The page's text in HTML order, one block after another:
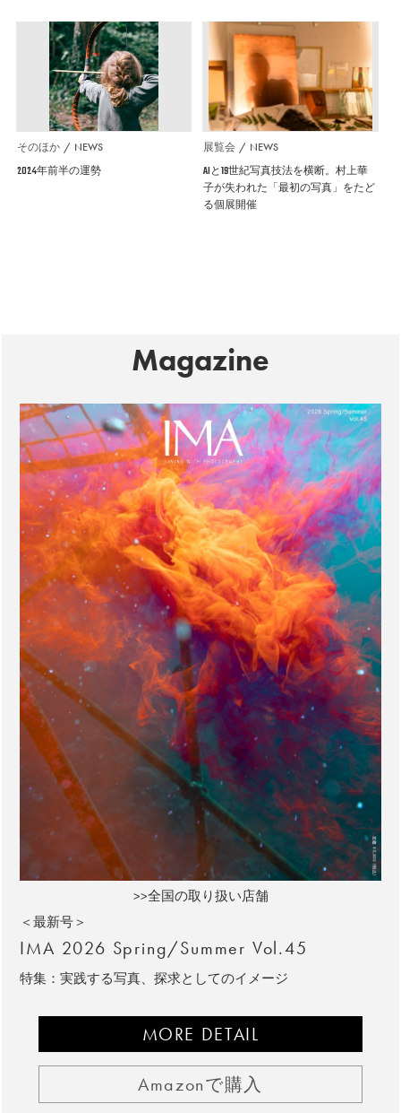
そのほか NEWS
2024年前半の運勢
展覧会 NEWS
AIと19世紀写真技法を横断。村上華
子が失われた「最初の写真」をたど
る個展開催
Magazine
>>全国の取り扱い店舗
＜最新号＞
IMA 2026 Spring/Summer Vol.45
特集：実践する写真、探求としてのイメージ
MORE DETAIL
Amazonで購入